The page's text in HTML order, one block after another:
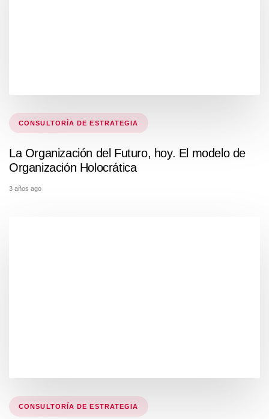
Tags
CONSULTORÍA DE ESTRATEGIA
La Organización del Futuro, hoy. El modelo de
Organización Holocrática
3 años ago
Tags
CONSULTORÍA DE ESTRATEGIA